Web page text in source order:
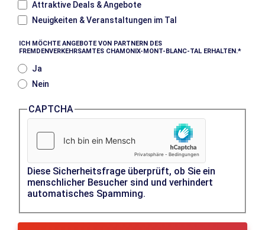
Attraktive Deals & Angebote
Neuigkeiten & Veranstaltungen im Tal
ICH MÖCHTE ANGEBOTE VON PARTNERN DES
FREMDENVERKEHRSAMTES CHAMONIX-MONT-BLANC-TAL ERHALTEN.
Ja
Nein
CAPTCHA
Diese Sicherheitsfrage überprüft, ob Sie ein
menschlicher Besucher sind und verhindert
automatisches Spamming.